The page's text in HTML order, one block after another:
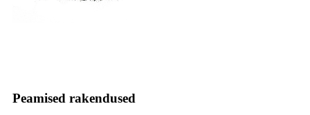
Peamised rakendused